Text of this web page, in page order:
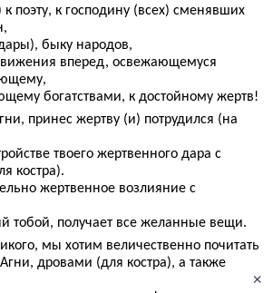
×
поэту, к господину (всех) сменявших
быку народов,
вперед, освежающемуся
богатствами, к достойному жертв!
принес жертву (и) потрудился (на
твоего жертвенного дара с
костра).
жертвенное возлияние с
тобой, получает все желанные вещи.
мы хотим величественно почитать
дровами (для костра), а также